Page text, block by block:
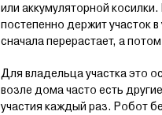
или аккумуляторной
постепенно держит участок
сначала перерастает, а
Для владельца участка это
возле дома часто есть
участия каждый раз. Робот